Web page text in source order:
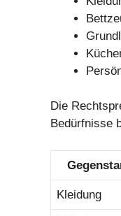
Die
Bedürfnisse
Kleidung